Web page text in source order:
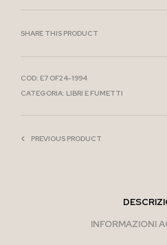
SHARE THIS PRODUCT
COD: E7 OF24-1994
CATEGORIA: LIBRI E FUMETTI
PREVIOUS PRODUCT
INFORMAZIONI